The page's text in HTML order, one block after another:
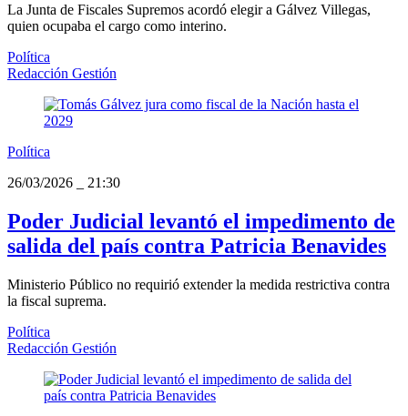
La Junta de Fiscales Supremos acordó elegir a Gálvez Villegas,
quien ocupaba el cargo como interino.
Política
Redacción Gestión
Política
26/03/2026
21:30
Poder Judicial levantó el impedimento de
salida del país contra Patricia Benavides
Ministerio Público no requirió extender la medida restrictiva contra
la fiscal suprema.
Política
Redacción Gestión